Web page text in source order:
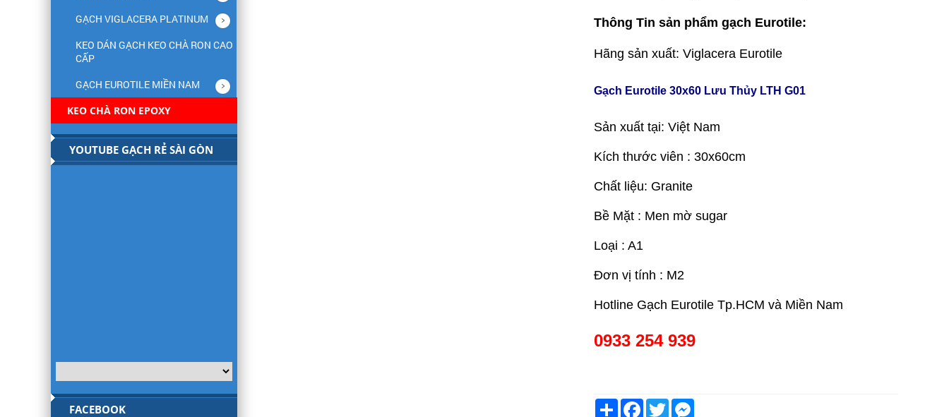
Thông Tin sản phẩm gạch Eurotile:
Hãng sản xuất: Viglacera Eurotile
Gạch Eurotile 30x60 Lưu Thủy LTH G01
Sản xuất tại: Việt Nam
Kích thước viên : 30x60cm
Chất liệu: Granite
Bề Mặt : Men mờ sugar
Loại : A1
Đơn vị tính : M2
Hotline Gạch Eurotile Tp.HCM và Miền Nam
0933 254 939
ShareFacebook
TwitterMessenger
GẠCH VIGLACERA PLATINUM
KEO DÁN GẠCH KEO CHÀ RON CAO
CẤP
GẠCH EUROTILE MIỀN NAM
KEO CHÀ RON EPOXY
YOUTUBE GẠCH RẺ SÀI GÒN
FACEBOOK